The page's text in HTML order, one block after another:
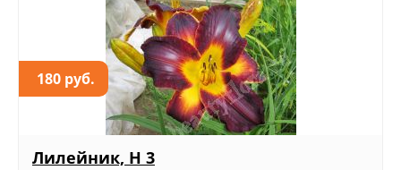
180 руб.
Лилейник, Н 3